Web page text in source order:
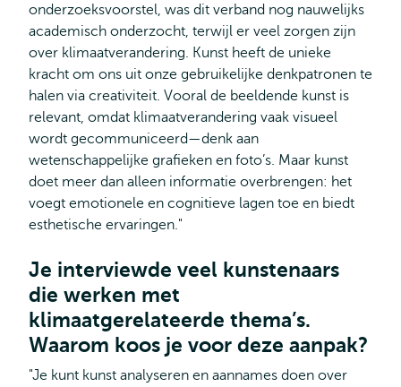
onderzoeksvoorstel, was dit verband nog nauwelijks
academisch onderzocht, terwijl er veel zorgen zijn
over klimaatverandering. Kunst heeft de unieke
kracht om ons uit onze gebruikelijke denkpatronen te
halen via creativiteit. Vooral de beeldende kunst is
relevant, omdat klimaatverandering vaak visueel
wordt gecommuniceerd—denk aan
wetenschappelijke grafieken en foto’s. Maar kunst
doet meer dan alleen informatie overbrengen: het
voegt emotionele en cognitieve lagen toe en biedt
esthetische ervaringen."
Je interviewde veel kunstenaars
die werken met
klimaatgerelateerde thema’s.
Waarom koos je voor deze aanpak?
"Je kunt kunst analyseren en aannames doen over